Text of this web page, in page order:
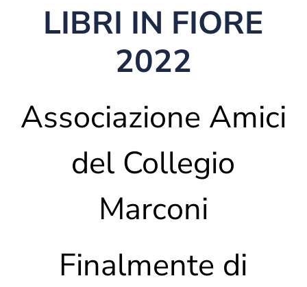
LIBRI IN FIORE
2022
Associazione Amici
del Collegio
Marconi
Finalmente di